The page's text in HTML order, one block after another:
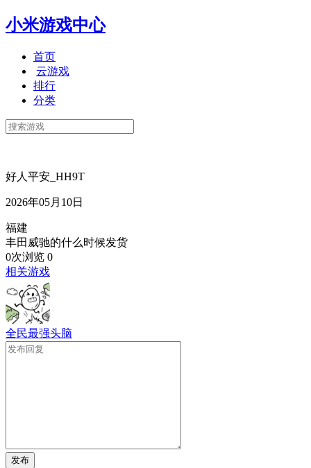
小米游戏中心
首页
云游戏
排行
分类
好人平安_HH9T
2026年05月10日
福建
丰田威驰的什么时候发货
0次浏览 0
相关游戏
全民最强头脑
发布